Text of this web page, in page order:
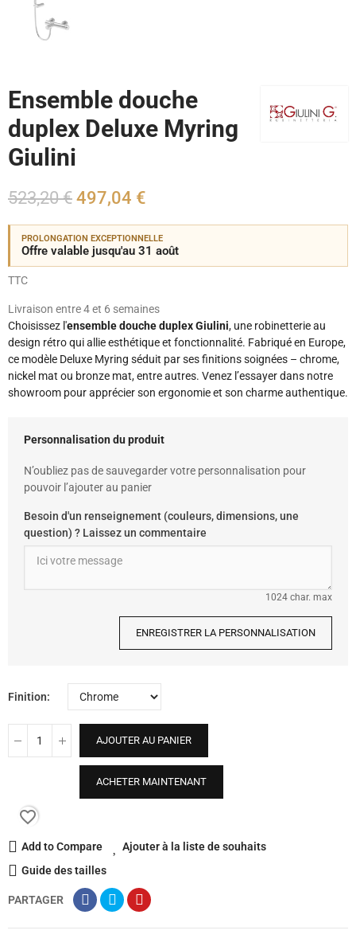
Ensemble douche
duplex Deluxe Myring
Giulini
523,20 € 497,04 €
PROLONGATION EXCEPTIONNELLE
Offre valable jusqu'au 31 août
TTC
Livraison entre 4 et 6 semaines
Choisissez l'ensemble douche duplex Giulini, une robinetterie au
design rétro qui allie esthétique et fonctionnalité. Fabriqué en Europe,
ce modèle Deluxe Myring séduit par ses finitions soignées – chrome,
nickel mat ou bronze mat, entre autres. Venez l’essayer dans notre
showroom pour apprécier son ergonomie et son charme authentique.
Personnalisation du produit
N’oubliez pas de sauvegarder votre personnalisation pour
pouvoir l’ajouter au panier
Besoin d'un renseignement (couleurs, dimensions, une
question) ? Laissez un commentaire
1024 char. max
ENREGISTRER LA PERSONNALISATION
Finition
AJOUTER AU PANIER
ACHETER MAINTENANT
favorite_border
Add to Compare
Ajouter à la liste de souhaits
Guide des tailles
PARTAGER